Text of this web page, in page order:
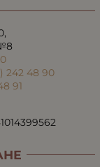
242 48 90
91